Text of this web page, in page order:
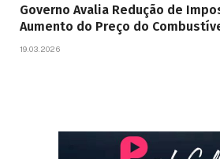
Governo Avalia Redução de
Aumento do Preço do
19.03.2026